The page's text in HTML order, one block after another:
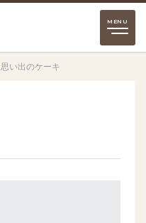
思い出のケーキ